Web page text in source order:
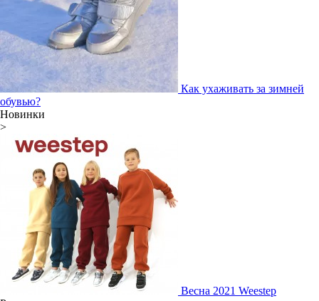
Как ухаживать за зимней
обувью?
Новинки
>
Весна 2021 Weestep